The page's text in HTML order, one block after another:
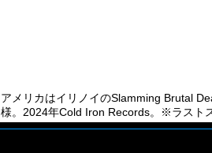
アメリカはイリノイのSlamming Brutal
様。2024年Cold Iron Records。※ラスト